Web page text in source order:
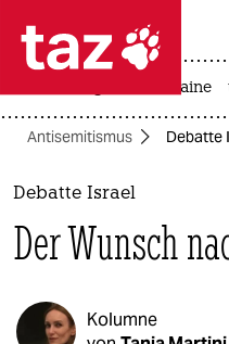
 taz
taz zahl
themen
politik
öko
krieg in der ukraine
Antisemitismus Debatte
Debatte Israel
Der Wunsch
Kolumne